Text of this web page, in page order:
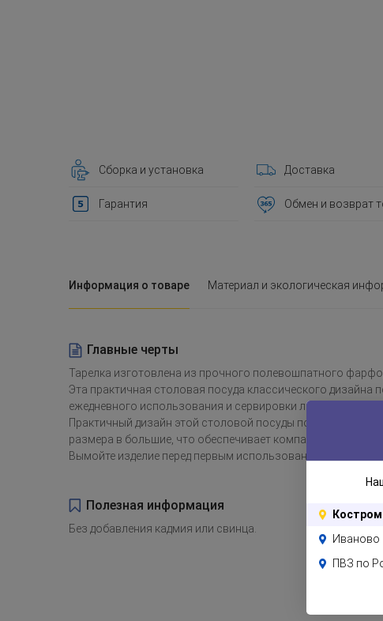
Сборка и установка Доставка
Гарантия Обмен и возврат
Информация о товаре Материал и экологическая
Главные черты
Тарелка изготовлена из прочного полевошпатного
Эта практичная столовая посуда классического дизайна
ежедневного использования и сервировки любых блюд и
Практичный дизайн этой столовой посуды позволяет
размера в большие, что обеспечивает компактное хранение.
Вымойте изделие перед первым использованием.
Полезная информация
Без добавления кадмия или свинца.
Иваново
ПВЗ по